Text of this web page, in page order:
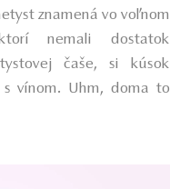
znamená vo voľnom
nemali dostatok
čaše, si kúsok
vínom. Uhm, doma to